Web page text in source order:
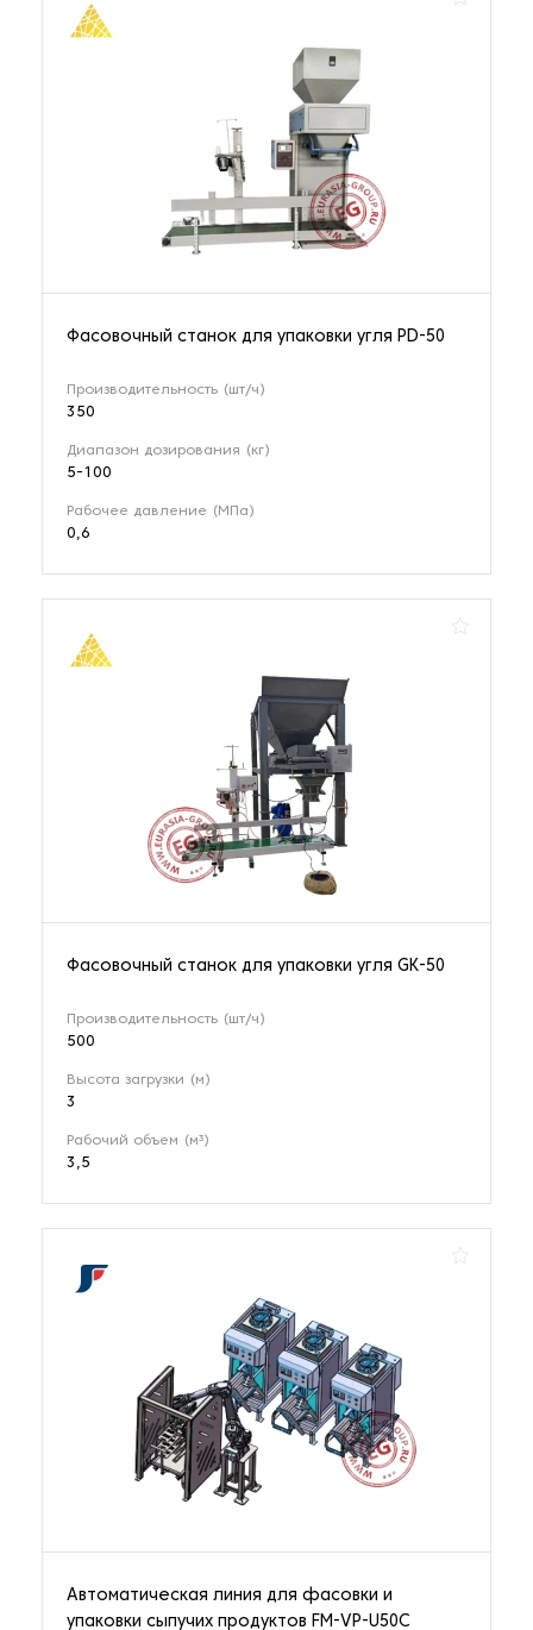
Фасовочный станок для упаковки угля PD-50
Производительность (шт/ч)
350
Диапазон дозирования (кг)
5-100
Рабочее давление (МПа)
0,6
Фасовочный станок для упаковки угля GK-50
Производительность (шт/ч)
500
Высота загрузки (м)
3
Рабочий объем (м³)
3,5
Автоматическая линия для фасовки и
упаковки сыпучих продуктов FM-VP-U50C